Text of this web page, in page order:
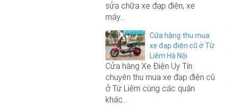
sửa chữa xe đạp điện, xe
máy...
Cửa hàng thu mua
xe đạp điện cũ ở Từ
Liêm Hà Nội
Cửa hàng Xe Điện Uy Tín
chuyên thu mua xe đạp điện cũ
ở Từ Liêm cùng các quận
khác...
Xe đạp điện Nijia Plus nhập khẩu
chính hãng 2025
250.000₫
Sạc xe đạp điện 48V-12A